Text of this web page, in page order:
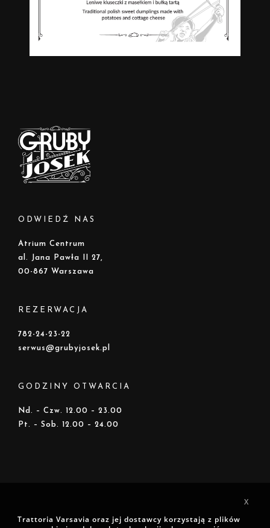
ODWIEDŹ NAS
Atrium Centrum
al. Jana Pawła II 27,
00-867 Warszawa
REZERWACJA
782-24-23-22
serwus@grubyjosek.pl
GODZINY OTWARCIA
Nd. – Czw. 12.00 – 23.00
Pt. – Sob. 12.00 – 24.00
X
Trattoria Varsavia oraz jej dostawcy korzystają z plików